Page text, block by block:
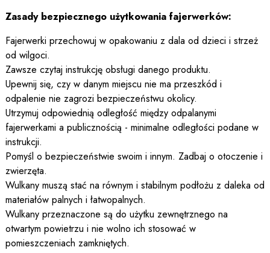
Zasady bezpiecznego użytkowania fajerwerków:
Fajerwerki przechowuj w opakowaniu z dala od dzieci i strzeż
od wilgoci.
Zawsze czytaj instrukcję obsługi danego produktu.
Upewnij się, czy w danym miejscu nie ma przeszkód i
odpalenie nie zagrozi bezpieczeństwu okolicy.
Utrzymuj odpowiednią odległość między odpalanymi
fajerwerkami a publicznością - minimalne odległości podane w
instrukcji.
Pomyśl o bezpieczeństwie swoim i innym. Zadbaj o otoczenie i
zwierzęta.
Wulkany muszą stać na równym i stabilnym podłożu z daleka od
materiałów palnych i łatwopalnych.
Wulkany przeznaczone są do użytku zewnętrznego na
otwartym powietrzu i nie wolno ich stosować w
pomieszczeniach zamkniętych.